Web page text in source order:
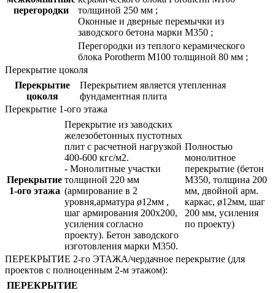
перегородки
толщиной 250 мм ;
Оконные и дверные перемычки из
заводского бетона марки М350 ;
Перегородки из теплого керамического
блока Porotherm М100 толщиной 80 мм ;
Перекрытие цоколя
Перекрытие
цоколя
Перекрытием является утепленная
фундаментная плита
Перекрытие 1-ого этажа
Перекрытие
1-ого этажа
Перекрытие из заводских
железобетонных пустотных
плит с расчетной нагрузкой
400-600 кгс/м2.
- Монолитные участки
толщиной 220 мм
(армирование в 2
уровня,арматура ø12мм ,
шаг армирования 200х200,
усиления согласно
проекту). Бетон заводского
изготовления марки М350.
Полностью
монолитное
перекрытие (бетон
М350, толщина 200
мм, двойной арм.
каркас, ø12мм, шаг
200 мм, усиления
по проекту)
ПЕРЕКРЫТИЕ 2-го ЭТАЖА/чердачное перекрытие (для
проектов с полноценным 2-м этажом):
ПЕРЕКРЫТИЕ